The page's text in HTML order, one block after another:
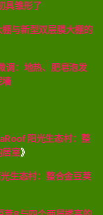
具雏形了
与新型双层膜大棚的
调：地热、肥皂泡发
墙
阳光生态村：整
居室》
生态村：整合金豆荚